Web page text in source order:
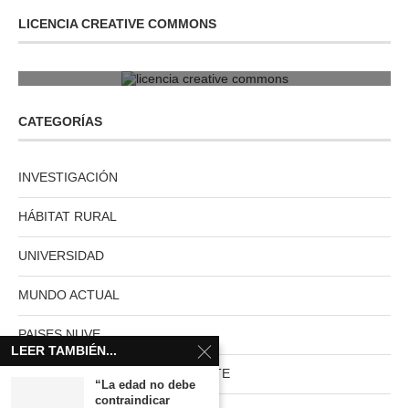
LICENCIA CREATIVE COMMONS
CATEGORÍAS
INVESTIGACIÓN
HÁBITAT RURAL
UNIVERSIDAD
MUNDO ACTUAL
PAISES NUVE
HABITAT RURAL AUTOSUFICIENTE
LEER TAMBIÉN...
“La edad no debe
contraindicar